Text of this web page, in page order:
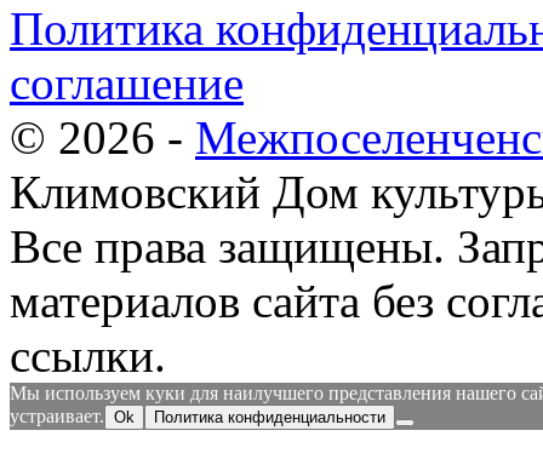
Политика
соглашение
© 2026 -
Климовский Дом
Все права защищены.
материалов сайта без
ссылки.
Мы используем куки для наилучшего представления нашего
устраивает. Ok Политика конфиденциальности